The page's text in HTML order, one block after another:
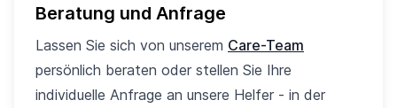
Beratung und Anfrage
Lassen Sie sich von unserem Care-Team
persönlich beraten oder stellen Sie Ihre
individuelle Anfrage an unsere Helfer - in der